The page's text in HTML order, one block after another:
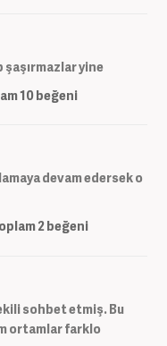
şaşırmazlar yine
10beğeni
devam edersek o
2beğeni
sohbet etmiş. Bu
ortamlar farklo